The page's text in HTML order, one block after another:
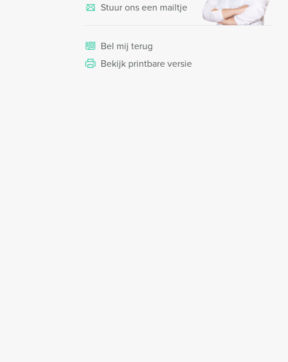
Stuur ons een mailtje
Bel mij terug
Bekijk printbare versie